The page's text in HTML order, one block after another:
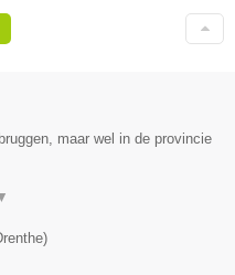
maar wel in de provincie
)